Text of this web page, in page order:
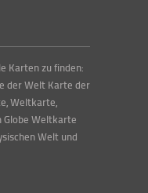
Karten zu finden:
der Welt Karte der
Weltkarte,
Globe Weltkarte
Welt und